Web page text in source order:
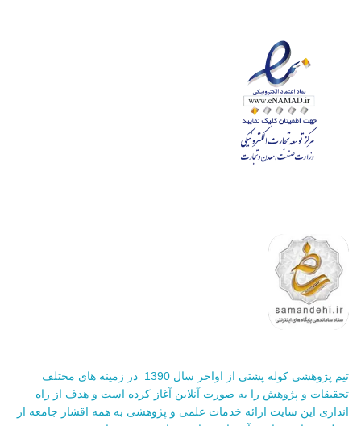
تیم پژوهشی کوله پشتی از اواخر سال 1390 در زمینه های مختلف
تحقیقات و پژوهش را به صورت آنلاین آغاز کرده است و هدف از راه
اندازی این سایت ارائه خدمات علمی و پژوهشی به همه اقشار جامعه از